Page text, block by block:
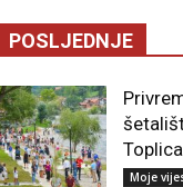
POSLJEDNJE
Moje